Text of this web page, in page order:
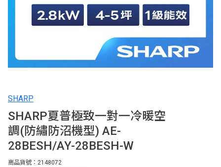
SHARP
SHARP夏普極致一對一冷暖空
調(防繡防沼機型) AE-
28BESH/AY-28BESH-W
商品貨號：2148072